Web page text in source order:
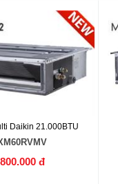
Daikin 21.000BTU
đ